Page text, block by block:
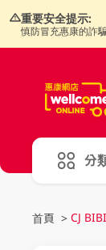
重要安全提示:
慎防冒充惠康的詐
分
首頁 > CJ